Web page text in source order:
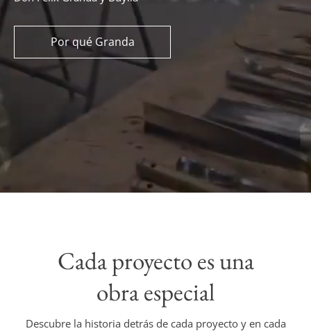
Por qué Granda
Cada proyecto es una
obra especial
Descubre la historia detrás de cada proyecto y en cada